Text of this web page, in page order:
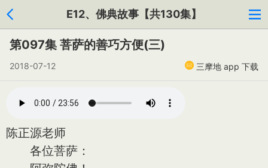
E12、佛典故事【共130集】
第097集 菩萨的善巧方便(三)
2018-07-12 三摩地 app 下载
陈正源老师
各位菩萨：